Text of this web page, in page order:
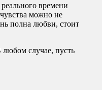
времени
можно не
полна любви, стоит
случае, пусть